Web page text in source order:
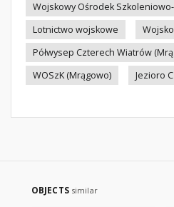
Wojskowy Ośrodek
Lotnictwo wojskowe
Wojsko
Półwysep Czterech Wiatrów
WOSzK (Mrągowo)
Jezioro
OBJECTS similar